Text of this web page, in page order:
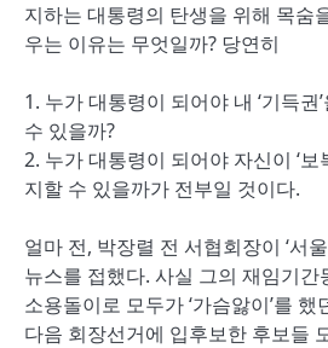
지하는 대통령의 탄생을 위해 목숨
우는 이유는 무엇일까? 당연히
1. 누가 대통령이 되어야 내 ‘기득권
수 있을까?
2. 누가 대통령이 되어야 자신이 ‘보
지할 수 있을까가 전부일 것이다.
얼마 전, 박장렬 전 서협회장이 ‘서
뉴스를 접했다. 사실 그의 재임기간
소용돌이로 모두가 ‘가슴앓이’를
다음 회장선거에 입후보한 후보들